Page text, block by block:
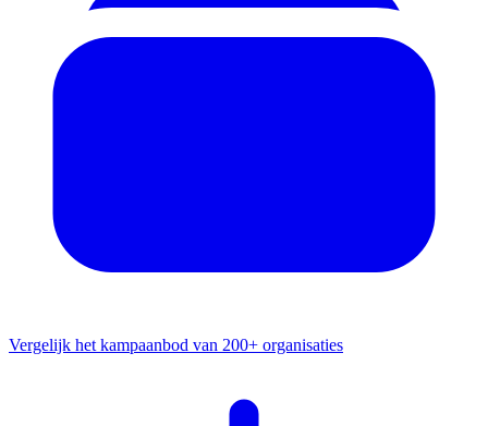
Vergelijk het kampaanbod van 200+ organisaties